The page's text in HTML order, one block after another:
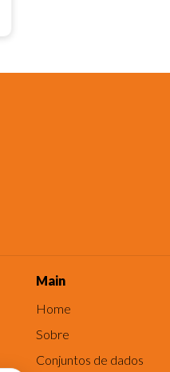
Main
Home
Sobre
Conjuntos de dados